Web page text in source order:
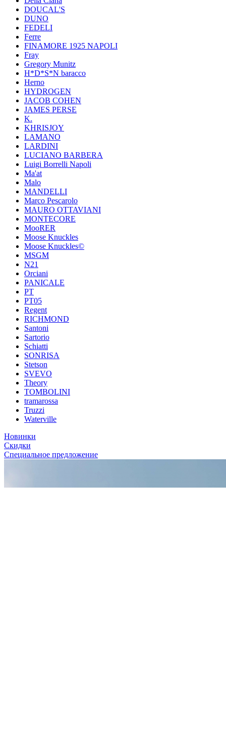
DOUCAL'S
DUNO
FEDELI
Ferre
FINAMORE 1925 NAPOLI
Fray
Gregory Munitz
H*D*S*N baracco
Herno
HYDROGEN
JACOB COHEN
JAMES PERSE
K.
KHRISJOY
LAMANO
LARDINI
LUCIANO BARBERA
Luigi Borrelli Napoli
Ma'at
Malo
MANDELLI
Marco Pescarolo
MAURO OTTAVIANI
MONTECORE
MooRER
Moose Knuckles
Moose Knuckles©️
MSGM
N21
Orciani
PANICALE
PT
PT05
Regent
RICHMOND
Santoni
Sartorio
Schiatti
SONRISA
Stetson
SVEVO
Theory
TOMBOLINI
tramarossa
Truzzi
Waterville
Новинки
Скидки
Специальное предложение